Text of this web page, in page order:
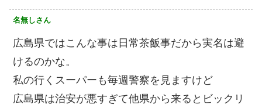
名無しさん
広島県ではこんな事は日常茶飯事だから実名は避
けるのかな。
私の行くスーパーも毎週警察を見ますけど
広島県は治安が悪すぎて他県から来るとビックリ